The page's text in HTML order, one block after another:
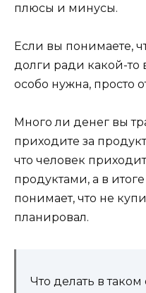
плюсы и минусы.
Если вы понимаете,
долги ради какой-то
особо нужна, просто
Много ли денег вы
приходите за
что человек
продуктами, а в
понимает, что не
планировал.
Что делать в